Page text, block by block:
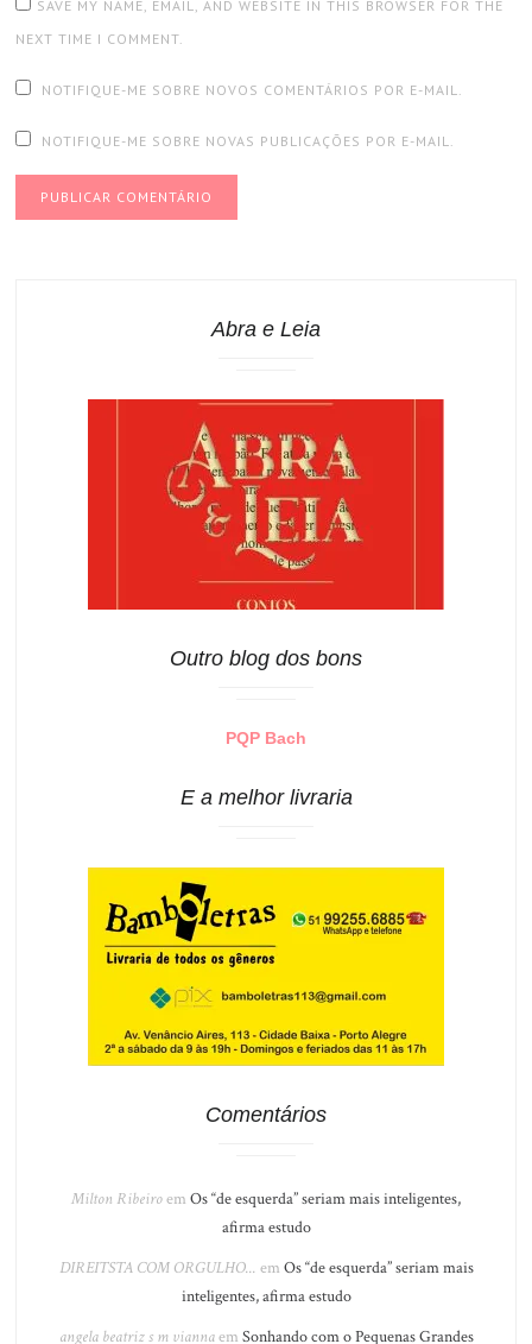
SAVE MY NAME, EMAIL, AND WEBSITE IN THIS BROWSER FOR THE
NEXT TIME I COMMENT.
NOTIFIQUE-ME SOBRE NOVOS COMENTÁRIOS POR E-MAIL.
NOTIFIQUE-ME SOBRE NOVAS PUBLICAÇÕES POR E-MAIL.
Abra e Leia
Outro blog dos bons
PQP Bach
E a melhor livraria
Comentários
Milton Ribeiroem Os “de esquerda” seriam mais inteligentes,
afirma estudo
DIREITSTA COM ORGULHO... em Os “de esquerda” seriam mais
inteligentes, afirma estudo
angela beatriz s m viannaem Sonhando com o Pequenas Grandes